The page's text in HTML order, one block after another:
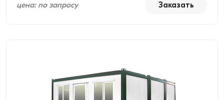
цена: по запросу Заказать